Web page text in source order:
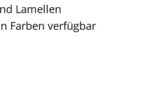
Lamellen
Farben verfügbar